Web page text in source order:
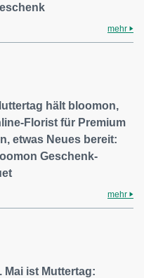
mehr
hält bloomon,
Florist für Premium
etwas Neues bereit:
Geschenk-
mehr
Mai ist Muttertag: